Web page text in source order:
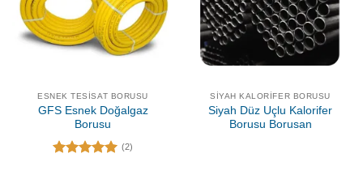
ESNEK TESISAT BORUSU
GFS Esnek Doğalgaz
Borusu
(2)
SIYAH KALORIFER BORUSU
Siyah Düz Uçlu Kalorifer
Borusu Borusan